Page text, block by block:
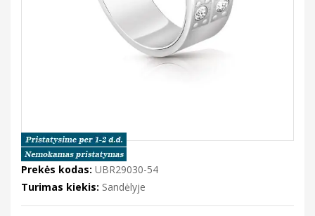
Prekės kodas: UBR29030-54
Turimas kiekis: Sandėlyje